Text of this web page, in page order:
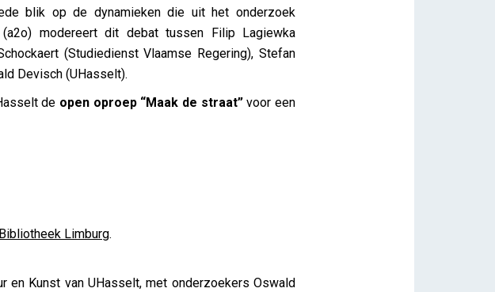
blik op de dynamieken die uit het onderzoek
modereert dit debat tussen Filip Lagiewka
(Studiedienst Vlaamse Regering), Stefan
Devisch (UHasselt).
de open oproep “Maak de straat”voor een
Limburg.
en Kunst van UHasselt, met onderzoekers Oswald